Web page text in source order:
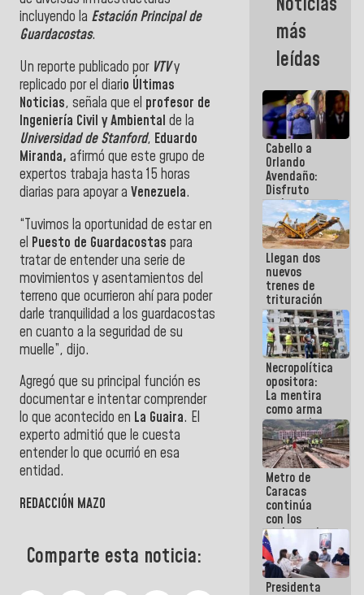
incluyendo la Estación Principal de
Guardacostas.
Un reporte publicado por VTVy
replicado por el diario Últimas
Noticias, señala que el profesor de
Ingeniería Civil y Ambiental de la
Universidad de Stanford, Eduardo
Miranda, afirmó que este grupo de
expertos trabaja hasta 15 horas
diarias para apoyar a Venezuela.
“Tuvimos la oportunidad de estar en
el Puesto de Guardacostas para
tratar de entender una serie de
movimientos y asentamientos del
terreno que ocurrieron ahí para poder
darle tranquilidad a los guardacostas
en cuanto a la seguridad de su
muelle”, dijo.
Agregó que su principal función es
documentar e intentar comprender
lo que acontecido en La Guaira. El
experto admitió que le cuesta
entender lo que ocurrió en esa
entidad.
REDACCIÓN MAZO
Comparte esta noticia:
que
estamos
haciendo
más
leídas
Cabello a
Orlando
Avendaño:
Disfruto
cada vez
que escribes
porque lo
que haces
es
embarrarla
Llegan dos
nuevos
trenes de
trituración
para
optimizar
manejo de
escombros
en La Guaira
Necropolítica
opositora:
La mentira
como arma
contra el
Pueblo
Metro de
Caracas
continúa
con los
trabajos de
mantenimiento
e inspección
en la Línea 2
Presidenta